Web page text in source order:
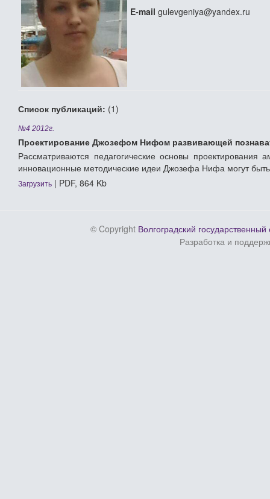
E-mail gulevgeniya@yandex.ru
Список публикаций: (1)
№4 2012г.
Проектирование Джозефом Нифом развивающей
Рассматриваются педагогические основы
инновационные методические идеи Джозефа Нифа могут
Загрузить | PDF, 864 Kb
© Copyright Волгоградский
Разработка и